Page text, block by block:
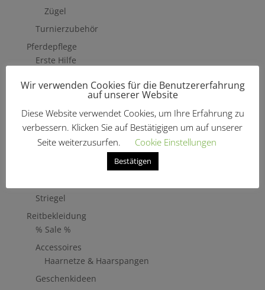
Zügel
Turnierzubehör
Pferdepflege
Erste Hilfe
Mähne, Schweif & Fell
Pferdewäsche
Putzzeug & Zubehör
Bürsten & Kardätschen
Striegel
Reitbekleidung
% Sale %
Accessoires
Haarnetze & Haarspangen
Geschenkideen
Wir verwenden Cookies für die Benutzererfahrung
auf unserer Website
Diese Website verwendet Cookies, um Ihre Erfahrung zu
verbessern. Klicken Sie auf Bestätigigen um auf unserer
Seite weiterzusurfen.
Cookie Einstellungen
Bestätigen